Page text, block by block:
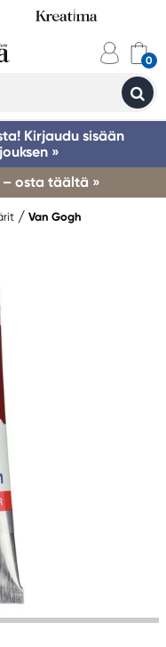
Kirjaudu sisään
»
– osta täältä »
Van Gogh